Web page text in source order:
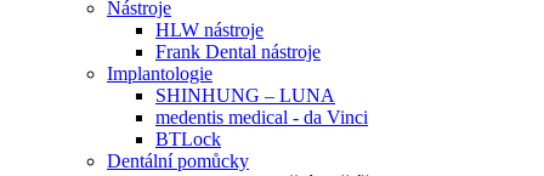
Nástroje
HLW nástroje
Frank Dental nástroje
Implantologie
SHINHUNG – LUNA
medentis medical - da Vinci
BTLock
Dentální pomůcky